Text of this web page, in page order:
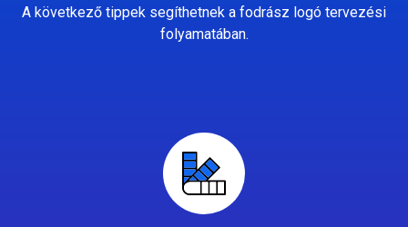
A következő tippek segíthetnek a fodrász logó tervezési
folyamatában.